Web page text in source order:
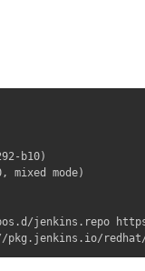
b10)
mixed mode)
jenkins.repo
pkg.jenkins.io/